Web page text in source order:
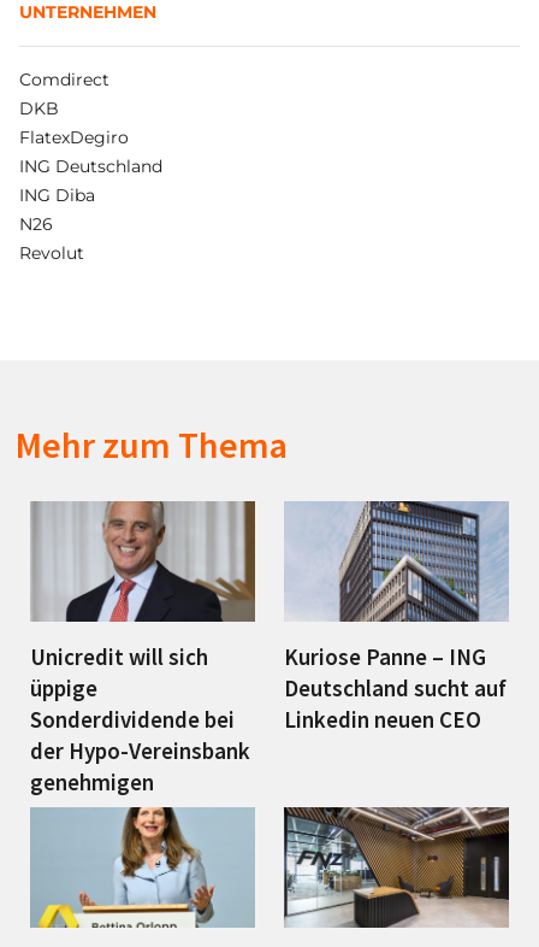
UNTERNEHMEN
Comdirect
DKB
FlatexDegiro
ING Deutschland
ING Diba
N26
Revolut
Mehr zum Thema
Unicredit will sich
üppige
Sonderdividende bei
der Hypo-Vereinsbank
genehmigen
Kuriose Panne – ING
Deutschland sucht auf
Linkedin neuen CEO